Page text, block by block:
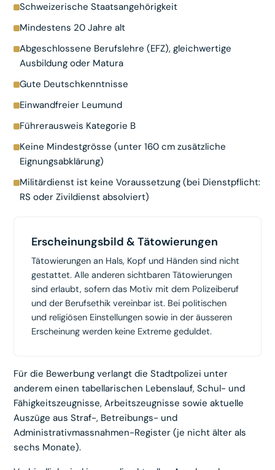
Schweizerische Staatsangehörigkeit
Mindestens 20 Jahre alt
Abgeschlossene Berufslehre (EFZ), gleichwertige
Ausbildung oder Matura
Gute Deutschkenntnisse
Einwandfreier Leumund
Führerausweis Kategorie B
Keine Mindestgrösse (unter 160 cm zusätzliche
Eignungsabklärung)
Militärdienst ist keine Voraussetzung (bei Dienstpflicht:
RS oder Zivildienst absolviert)
Erscheinungsbild & Tätowierungen
Tätowierungen an Hals, Kopf und Händen sind nicht
gestattet. Alle anderen sichtbaren Tätowierungen
sind erlaubt, sofern das Motiv mit dem Polizeiberuf
und der Berufsethik vereinbar ist. Bei politischen
und religiösen Einstellungen sowie in der äusseren
Erscheinung werden keine Extreme geduldet.
Für die Bewerbung verlangt die Stadtpolizei unter
anderem einen tabellarischen Lebenslauf, Schul- und
Fähigkeitszeugnisse, Arbeitszeugnisse sowie aktuelle
Auszüge aus Straf-, Betreibungs- und
Administrativmassnahmen-Register (je nicht älter als
sechs Monate).